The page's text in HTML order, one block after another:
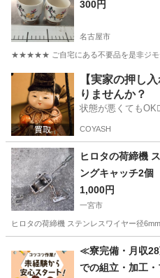
300円
名古屋市
★★★★★ ご自宅にある不要品を是非ジモテ
愛知 名古屋市 食器 九谷焼
【実家の押し
りませんか？
状態が悪くても
COYASH
ヒロタの荷締機 ステンレスワイヤー6mm15m リ
ングキャッチ2個
1,000円
一宮市
ヒロタの荷締機 ステンレスワイヤー径
生活雑貨 ヒロタ
≪寮完備・月収
での組立・加工・